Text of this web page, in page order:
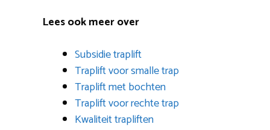
Lees ook meer over
Subsidie traplift
Traplift voor smalle trap
Traplift met bochten
Traplift voor rechte trap
Kwaliteit trapliften